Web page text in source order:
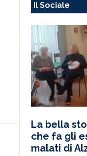
Il Sociale
La bella
che fa gli
malati di